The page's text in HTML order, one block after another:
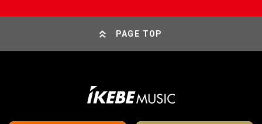
PAGE TOP